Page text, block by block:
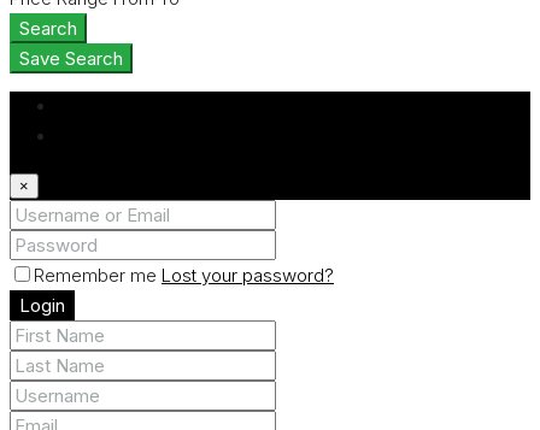
Search
Save Search
×
Remember me Lost your password?
Login